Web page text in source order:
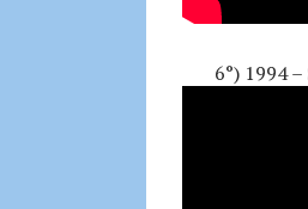
6°) 1994 –